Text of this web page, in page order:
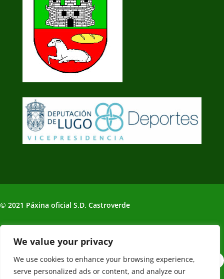
We value your privacy
We use cookies to enhance your browsing experience,
serve personalized ads or content, and analyze our
© 2021 Páxina oficial S.D. Castroverde